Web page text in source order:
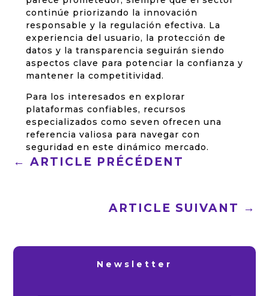
continúe priorizando la innovación
responsable y la regulación efectiva. La
experiencia del usuario, la protección de
datos y la transparencia seguirán siendo
aspectos clave para potenciar la confianza y
mantener la competitividad.
Para los interesados en explorar
plataformas confiables, recursos
especializados como seven ofrecen una
referencia valiosa para navegar con
seguridad en este dinámico mercado.
←ARTICLE PRÉCÉDENT
ARTICLE SUIVANT →
Newsletter